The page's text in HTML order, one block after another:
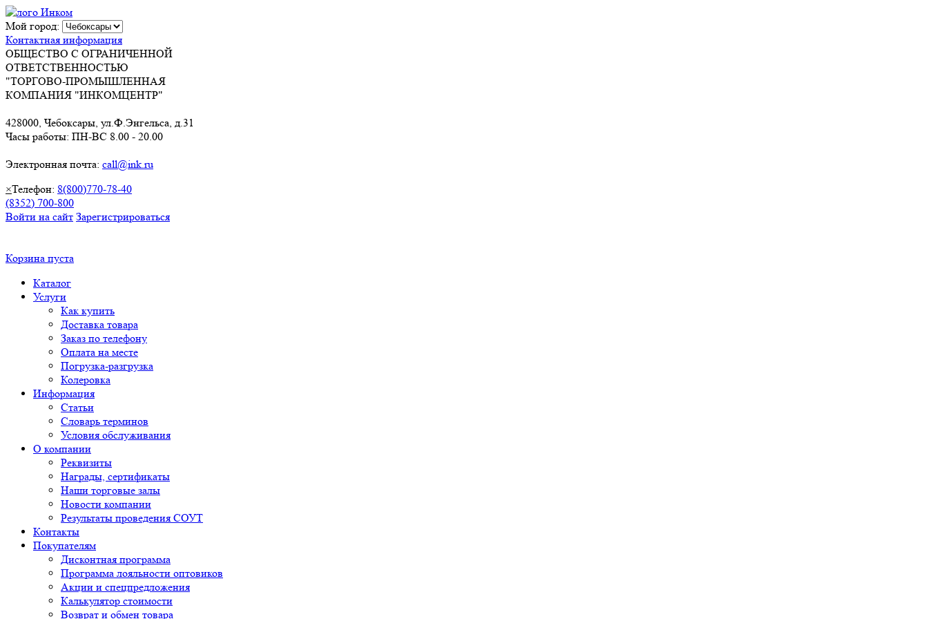
Мой город:
Контактная информация
ОБЩЕСТВО С ОГРАНИЧЕННОЙ
ОТВЕТСТВЕННОСТЬЮ
"ТОРГОВО-ПРОМЫШЛЕННАЯ
КОМПАНИЯ "ИНКОМЦЕНТР"
428000, Чебоксары, ул.Ф.Энгельса, д.31
Часы работы: ПН-ВС 8.00 - 20.00
Электронная почта: call@ink.ru
×Телефон: 8(800)770-78-40
(8352) 700-800
Войти на сайт Зарегистрироваться
Корзина пуста
Каталог
Услуги
Как купить
Доставка товара
Заказ по телефону
Оплата на месте
Погрузка-разгрузка
Колеровка
Информация
Статьи
Словарь терминов
Условия обслуживания
О компании
Реквизиты
Награды, сертификаты
Наши торговые залы
Новости компании
Результаты проведения СОУТ
Контакты
Покупателям
Дисконтная программа
Программа лояльности оптовиков
Акции и спецпредложения
Калькулятор стоимости
Возврат и обмен товара